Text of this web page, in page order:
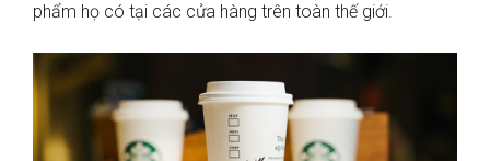
phẩm họ có tại các cửa hàng trên toàn thế giới.